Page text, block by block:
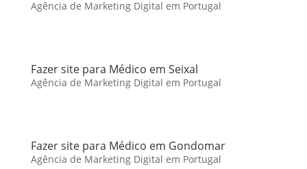
Agência de Marketing Digital em Portugal
Fazer site para Médico em Seixal
Agência de Marketing Digital em Portugal
Fazer site para Médico em Gondomar
Agência de Marketing Digital em Portugal